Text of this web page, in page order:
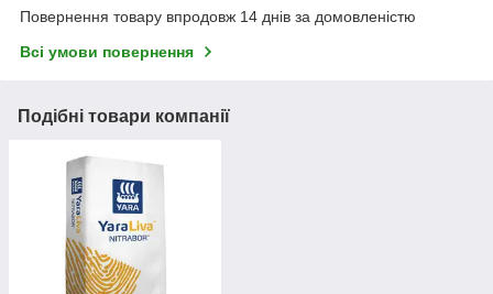
Повернення товару впродовж 14 днів за домовленістю
Всі умови повернення
Подібні товари компанії